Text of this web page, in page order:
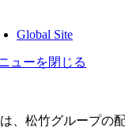
Global Site
ューを閉じる
、松竹グループの